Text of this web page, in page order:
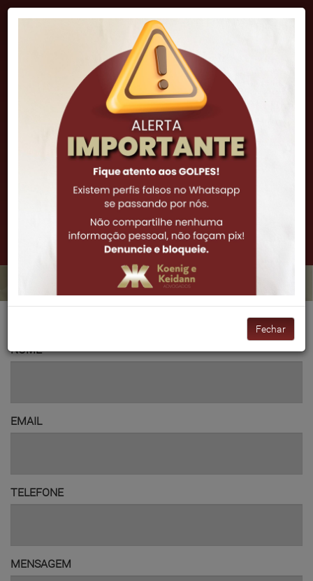
"A lei é inteligência, e sua função natural é impor o
procedimento correto e proibir a má ação."
(51) 3341-7972
(51) 3061-0252
NOME
EMAIL
TELEFONE
MENSAGEM
Fechar